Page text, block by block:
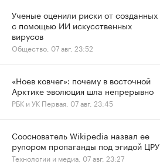
Ученые оценили риски от созданных
с помощью ИИ искусственных
вирусов
Общество, 07 авг, 23:52
«Ноев ковчег»: почему в восточной
Арктике эволюция шла непрерывно
РБК и УК Первая, 07 авг, 23:45
Сооснователь Wikipedia назвал ее
рупором пропаганды под эгидой ЦРУ
Технологии и медиа, 07 авг, 23:27